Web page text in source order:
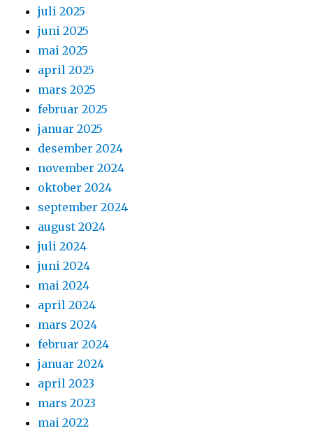
juli 2025
juni 2025
mai 2025
april 2025
mars 2025
februar 2025
januar 2025
desember 2024
november 2024
oktober 2024
september 2024
august 2024
juli 2024
juni 2024
mai 2024
april 2024
mars 2024
februar 2024
januar 2024
april 2023
mars 2023
mai 2022